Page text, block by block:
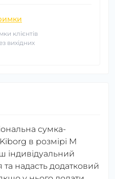
клієнтів
вихідних
сумка-
в розмірі M
індивідуальний
надасть додатковий